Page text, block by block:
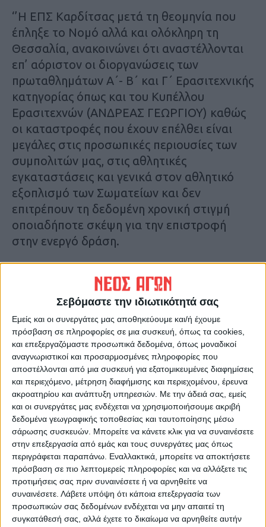
Σεβόμαστε την ιδιωτικότητά σας
Εμείς και οι συνεργάτες μας αποθηκεύουμε και/ή έχουμε
πρόσβαση σε πληροφορίες σε μια συσκευή, όπως τα cookies,
και επεξεργαζόμαστε προσωπικά δεδομένα, όπως μοναδικοί
αναγνωριστικοί και προσαρμοσμένες πληροφορίες που
αποστέλλονται από μια συσκευή για εξατομικευμένες διαφημίσεις
και περιεχόμενο, μέτρηση διαφήμισης και περιεχομένου, έρευνα
ακροατηρίου και ανάπτυξη υπηρεσιών. Με την άδειά σας, εμείς
και οι συνεργάτες μας ενδέχεται να χρησιμοποιήσουμε ακριβή
δεδομένα γεωγραφικής τοποθεσίας και ταυτοποίησης μέσω
σάρωσης συσκευών. Μπορείτε να κάνετε κλικ για να συναινέσετε
στην επεξεργασία από εμάς και τους συνεργάτες μας όπως
περιγράφεται παραπάνω. Εναλλακτικά, μπορείτε να αποκτήσετε
πρόσβαση σε πιο λεπτομερείς πληροφορίες και να αλλάξετε τις
προτιμήσεις σας πριν συναινέσετε ή να αρνηθείτε να
συναινέσετε. Λάβετε υπόψη ότι κάποια επεξεργασία των
προσωπικών σας δεδομένων ενδέχεται να μην απαιτεί τη
συγκατάθεσή σας, αλλά έχετε το δικαίωμα να αρνηθείτε αυτήν
‘’Η ΕΠΣ Καρδίτσας μετά τη θεομηνία που
έπληξε το Νομό αλλά και ολόκληρη τη
Θεσσαλία, ανακοινώνει ότι αναστέλλονται
επ’ αόριστον οι διοργανώσεις των
πρωταθλημάτων Α΄- Β΄ και Γ΄ Ερασιτεχνικής
κατηγορίας όπως και του Κυπέλλου
Ερασιτεχνών (ΑΝΔΡΕΑΣ ΓΕΩΡΓΙΟΥ) καθώς
οι καταστροφές που έχουν επέλθει είναι
μεγάλες στις προσωπικές περιουσίες των
συμπολιτών μας, στις αθλητικές
εγκαταστάσεις και γενικά στον αθλητικό
εξοπλισμό των Σωματείων και δεν
επιτρέπουν τη δεδομένη χρονική στιγμή
οποιαδήποτε σκέψη για την επιστροφή
στην ενεργό δράση.
να πραγματοποιηθεί την Πέμπτη 28-9-2023
συνάντηση με τα Σωματεία της Α΄ και Β΄
Ερασιτεχνικής στα Γραφεία της Ένωσης
(Αζά 6), ώρα 19:00 για τα Σωματεία της Β΄
και ώρα 20:30 για τα Σωματεία της Α΄, ώστε
να υπάρξει από κοινού απόφαση για το τι
μέλλει γενέσθαι με τη διεξαγωγή των
πρωταθλήματος και του Κυπέλλου
Ερασιτεχνών.
Σε ότι αφορά το πρωτάθλημα της Γ΄
Ερασιτεχνικής θα υπάρξει νεώτερη
ανακοίνωση από τη διοργανώτρια αρχή.
Η Διοίκηση της Ένωσης θα είναι πάντα σε